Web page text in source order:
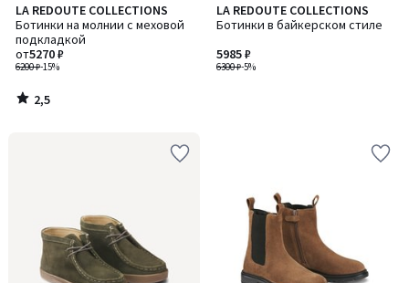
LA REDOUTE COLLECTIONS
Ботинки на молнии с меховой
подкладкой
6200 ₽-15%
от5270 ₽
2,5
/ 5
2,5
/
LA REDOUTE COLLECTIONS
Ботинки в байкерском стиле
6300 ₽-5%
5985 ₽